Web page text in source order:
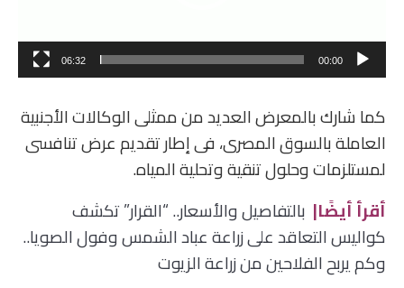
00:00
06:32
كما شارك بالمعرض العديد من ممثلى الوكالات الأجنبية
العاملة بالسوق المصرى، فى إطار تقديم عرض تنافسى
لمستلزمات وحلول تنقية وتحلية المياه.
أقرأ أيضًا| بالتفاصيل والأسعار.. “القرار” تكشف
كواليس التعاقد على زراعة عباد الشمس وفول الصويا..
وكم يربح الفلاحين من زراعة الزيوت